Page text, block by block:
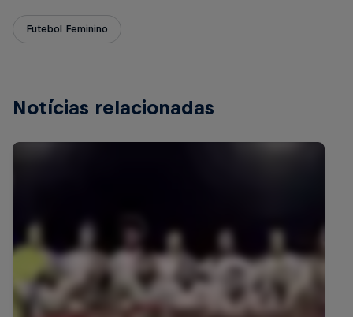
Futebol Feminino
Notícias relacionadas